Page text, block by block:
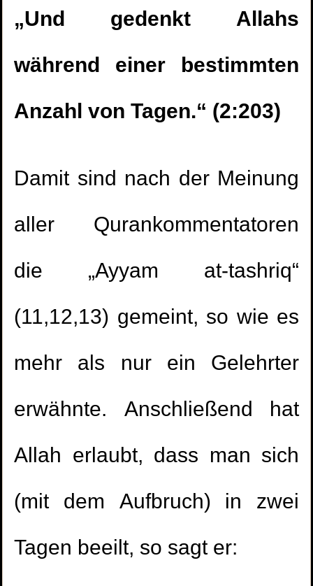
„Und gedenkt Allahs
während einer bestimmten
Anzahl von Tagen.“ (2:203)
Damit sind nach der Meinung
aller Qurankommentatoren
die „Ayyam at-tashriq“
(11,12,13) gemeint, so wie es
mehr als nur ein Gelehrter
erwähnte. Anschließend hat
Allah erlaubt, dass man sich
(mit dem Aufbruch) in zwei
Tagen beeilt, so sagt er: